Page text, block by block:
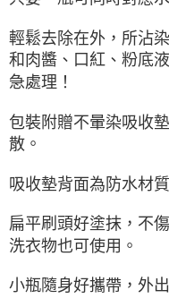
輕鬆去除在外，所沾
和肉醬、口紅、粉底
急處理！
包裝附贈不暈染吸收
散。
吸收墊背面為防水材
扁平刷頭好塗抹，不
洗衣物也可使用。
小瓶隨身好攜帶，外